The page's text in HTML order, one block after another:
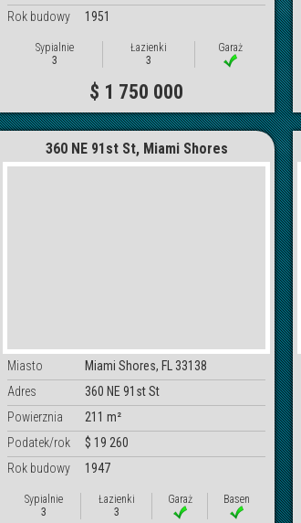
Rok budowy
1951
Sypialnie
3
Łazienki
3
Garaż
$ 1 750 000
360 NE 91st St, Miami Shores
Miasto
Miami Shores, FL 33138
Adres
360 NE 91st St
Powierznia
211 m²
Podatek/rok
$ 19 260
Rok budowy
1947
Sypialnie
3
Łazienki
3
Garaż Basen